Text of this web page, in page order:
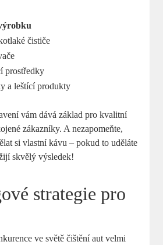
čističe
prostředky
a leštící produkty
vám dává základ pro kvalitní
zákazníky. A nezapomeňte,
si vlastní kávu – pokud to uděláte
skvělý výsledek!
strategie pro
ve světě čištění aut velmi